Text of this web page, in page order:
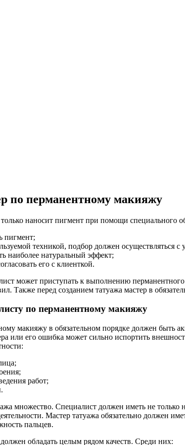
по перманентному макияжу
наносит пигмент при помощи специального
пигмент;
техникой, подбор должен осуществляться
наиболее натуральный эффект;
его с клиенткой.
может приступать к выполнению
Также перед созданием татуажа мастер в
по перманентному макияжу
макияжу в обязательном порядке должен быть
или его ошибка может сильно испортить
работ;
множество. Специалист должен иметь не
Мастер татуажа обязательно должен
пальцев.
обладать целым рядом качеств. Среди них: